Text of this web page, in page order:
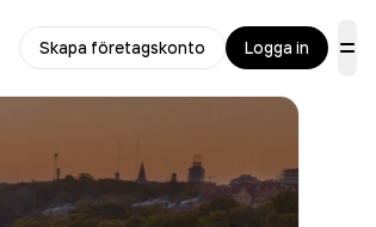
Skapa företagskonto Logga in